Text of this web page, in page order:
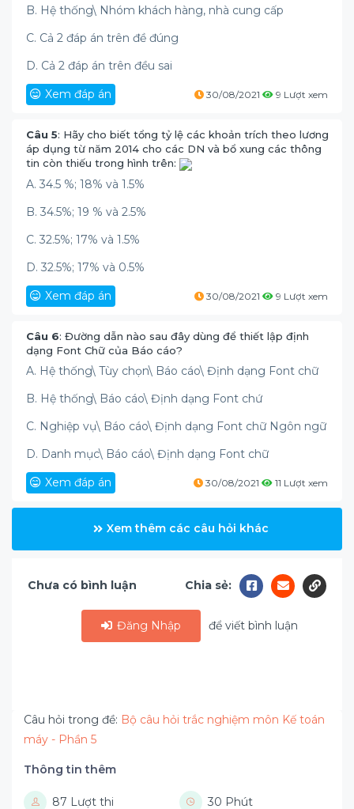
B. Hệ thống\ Nhóm khách hàng, nhà cung cấp
C. Cả 2 đáp án trên đề đúng
D. Cả 2 đáp án trên đều sai
Xem đáp án
30/08/2021 9 Lượt xem
Câu 5: Hãy cho biết tổng tỷ lệ các khoản trích theo lương
áp dụng từ năm 2014 cho các DN và bổ xung các thông
tin còn thiếu trong hình trên:
A. 34.5 %; 18% và 1.5%
B. 34.5%; 19 % và 2.5%
C. 32.5%; 17% và 1.5%
D. 32.5%; 17% và 0.5%
Xem đáp án
30/08/2021 9 Lượt xem
Câu 6: Đường dẫn nào sau đây dùng để thiết lập định
dạng Font Chữ của Báo cáo?
A. Hệ thống\ Tùy chọn\ Báo cáo\ Định dạng Font chữ
B. Hệ thống\ Báo cáo\ Định dạng Font chứ
C. Nghiệp vụ\ Báo cáo\ Định dạng Font chữ Ngôn ngữ
D. Danh mục\ Báo cáo\ Định dạng Font chữ
Xem đáp án
30/08/2021 11 Lượt xem
Xem thêm các câu hỏi khác
Chưa có bình luận Chia sẻ:
Đăng Nhập để viết bình luận
Câu hỏi trong đề: Bộ câu hỏi trắc nghiệm môn Kế toán
máy - Phần 5
Thông tin thêm
87 Lượt thi 30 Phút